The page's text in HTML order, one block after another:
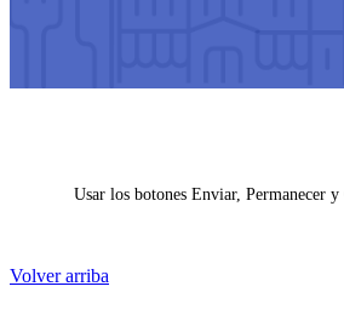
Usar los botones Enviar, Permanecer
Volver arriba